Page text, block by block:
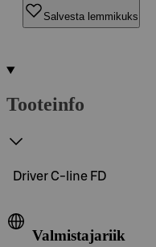
Salvesta lemmikuks
Tooteinfo
Driver C-line FD
Valmistajariik